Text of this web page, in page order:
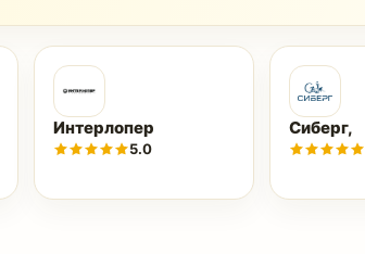
Интерлопер
5.0
Сиберг,